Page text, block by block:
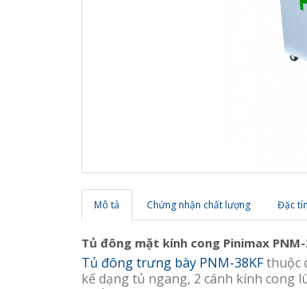
Mô tả Chứng nhận chất lượng Đặc
Tủ đông mặt kính cong Pinimax
Tủ đông trưng bày PNM-38KFthuộc
kế dạng tủ ngang, 2 cánh kính cong